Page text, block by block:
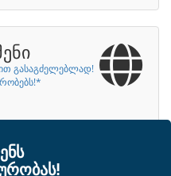
გასაგძელებლად!
-